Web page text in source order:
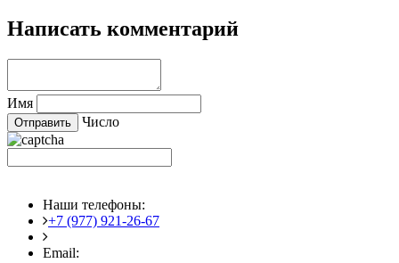
Написать комментарий
Имя
Число
Наши телефоны:
+7 (977) 921-26-67
Email: